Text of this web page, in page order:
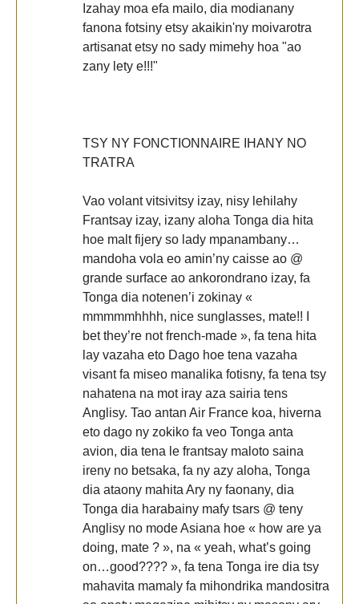
Izahay moa efa mailo, dia modianany
fanona fotsiny etsy akaikin'ny moivarotra
artisanat etsy no sady mimehy hoa "ao
zany lety e!!!"
TSY NY FONCTIONNAIRE IHANY NO
TRATRA
Vao volant vitsivitsy izay, nisy lehilahy
Frantsay izay, izany aloha Tonga dia hita
hoe malt fijery so lady mpanambany…
mandoha vola eo amin’ny caisse ao @
grande surface ao ankorondrano izay, fa
Tonga dia notenen’i zokinay «
mmmmmhhhh, nice sunglasses, mate!! I
bet they’re not french-made », fa tena hita
lay vazaha eto Dago hoe tena vazaha
visant fa miseo manalika fotisny, fa tena tsy
nahatena na mot iray aza sairia tens
Anglisy. Tao antan Air France koa, hiverna
eto dago ny zokiko fa veo Tonga anta
avion, dia tena le frantsay maloto saina
ireny no betsaka, fa ny azy aloha, Tonga
dia ataony mahita Ary ny faonany, dia
Tonga dia harabainy mafy tsars @ teny
Anglisy no mode Asiana hoe « how are ya
doing, mate ? », na « yeah, what’s going
on…good???? », fa tena Tonga ire dia tsy
mahavita mamaly fa mihondrika mandositra